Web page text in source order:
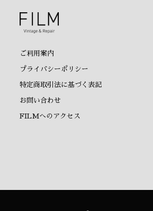
ご利用案内
プライバシーポリシー
特定商取引法に基づく表記
お問い合わせ
FILMへのアクセス